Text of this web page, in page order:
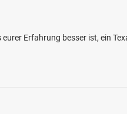
Erfahrung besser ist, ein